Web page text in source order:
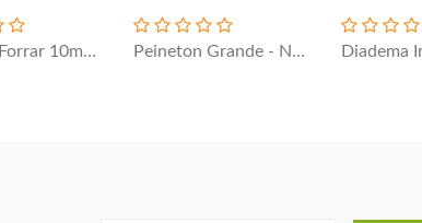
Diadema Forrar 10mm - Blanco Peineton Grande - Negro